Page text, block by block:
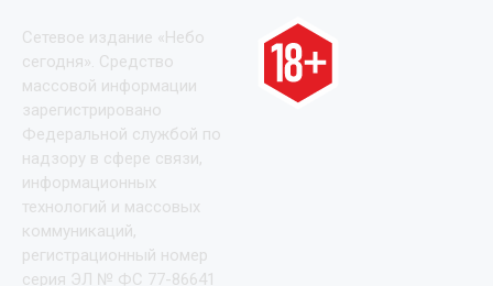
Сетевое издание «Небо
сегодня». Средство
массовой информации
зарегистрировано
Федеральной службой по
надзору в сфере связи,
информационных
технологий и массовых
коммуникаций,
регистрационный номер
серия ЭЛ № ФС 77-86641